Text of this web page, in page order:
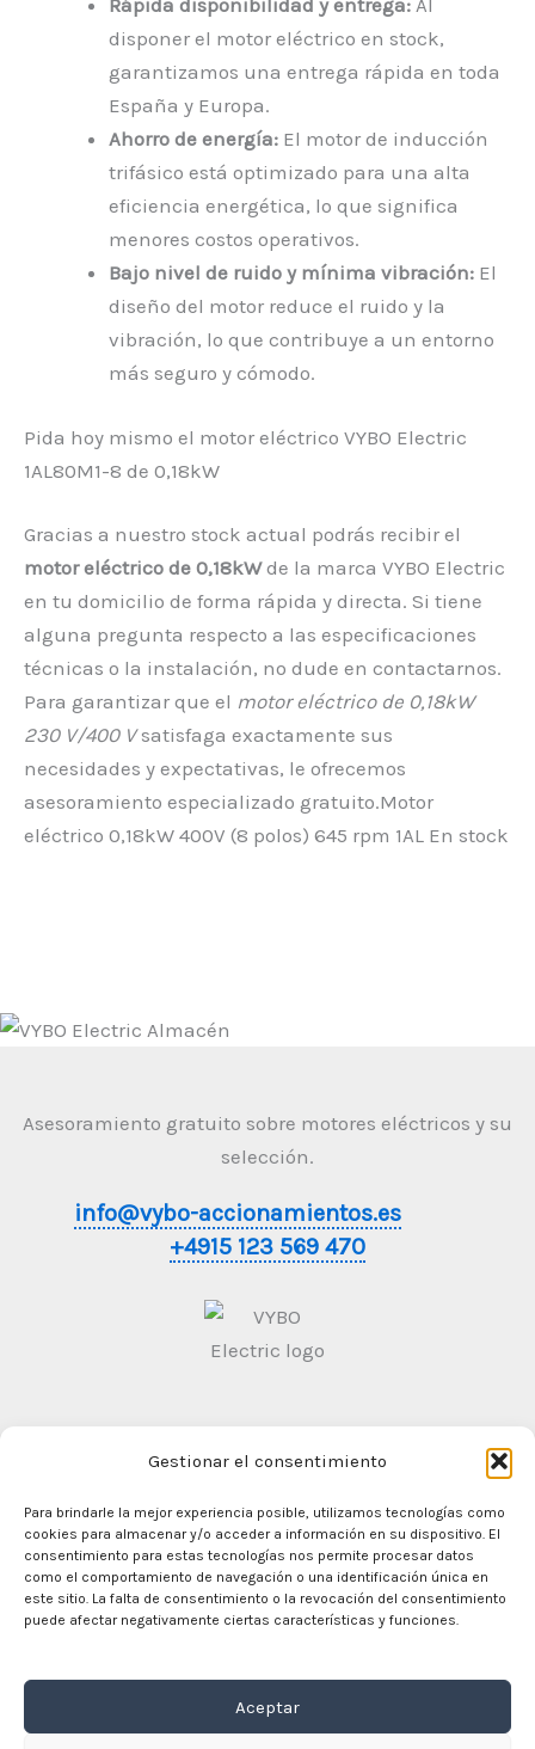
Gestionar el consentimiento
Para brindarle la mejor experiencia posible, utilizamos tecnologías como
cookies para almacenar y/o acceder a información en su dispositivo. El
consentimiento para estas tecnologías nos permite procesar datos
como el comportamiento de navegación o una identificación única en
este sitio. La falta de consentimiento o la revocación del consentimiento
puede afectar negativamente ciertas características y funciones.
Aceptar
Rápida disponibilidad y entrega: Al
disponer el motor eléctrico en stock,
garantizamos una entrega rápida en toda
España y Europa.
Ahorro de energía: El motor de inducción
trifásico está optimizado para una alta
eficiencia energética, lo que significa
menores costos operativos.
Bajo nivel de ruido y mínima vibración: El
diseño del motor reduce el ruido y la
vibración, lo que contribuye a un entorno
más seguro y cómodo.
Pida hoy mismo el motor eléctrico VYBO Electric
1AL80M1-8 de 0,18kW
Gracias a nuestro stock actual podrás recibir el
motor eléctrico de 0,18kWde la marca VYBO Electric
en tu domicilio de forma rápida y directa. Si tiene
alguna pregunta respecto a las especificaciones
técnicas o la instalación, no dude en contactarnos.
Para garantizar que el motor eléctrico de 0,18kW
230 V/400 Vsatisfaga exactamente sus
necesidades y expectativas, le ofrecemos
asesoramiento especializado gratuito.Motor
eléctrico 0,18kW 400V (8 polos) 645 rpm 1AL En stock
Asesoramiento gratuito sobre motores eléctricos y su
selección.
info@vybo-accionamientos.es
+4915 123 569 470
Politica de
Privacidad
En casa
Motores eléctricos
Convertidor de frecuencia